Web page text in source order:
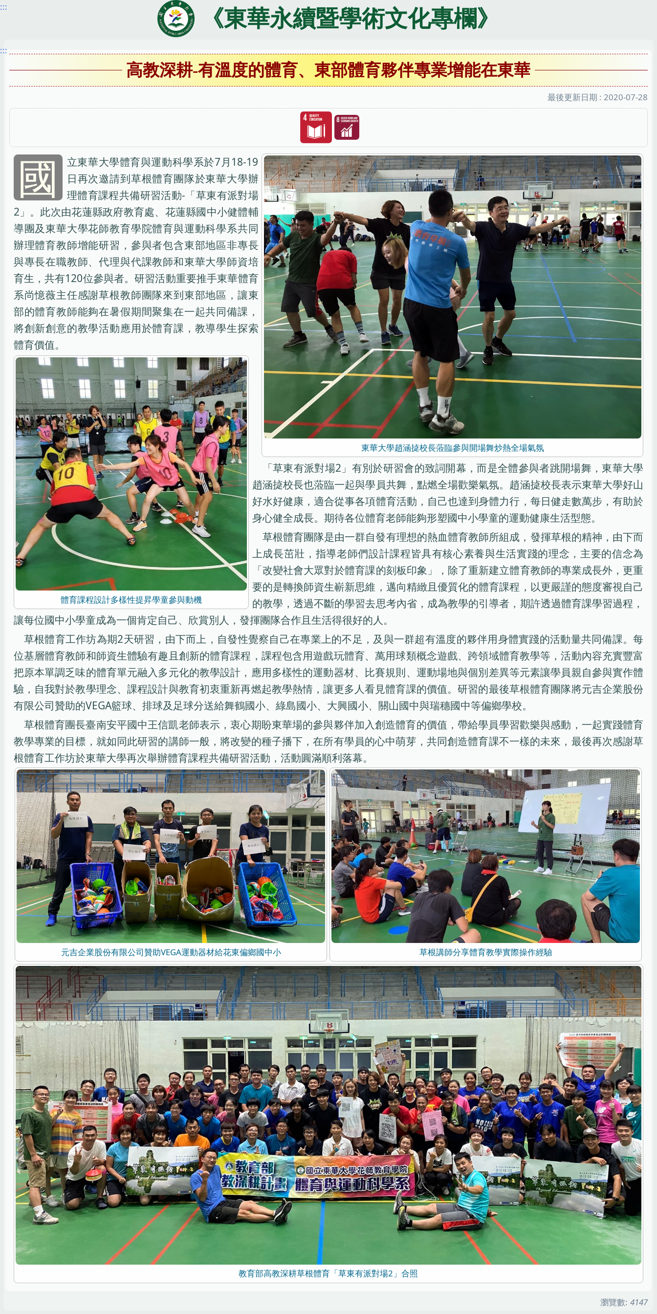
跳
要
區
::: 《東華永續暨學術文化專欄》
:::
高教深耕-有溫度的體育、東部體育夥伴專業增能在東華
最後更新日期 : 2020-07-28
東華大學趙涵㨗校長蒞臨參與開場舞炒熱全場氣氛
國
立東華大學體育與運動科學系於7月18-19
日再次邀請到草根體育團隊於東華大學辦
理體育課程共備研習活動-「草東有派對場
2」。此次由花蓮縣政府教育處、花蓮縣國中小健體輔
導團及東華大學花師教育學院體育與運動科學系共同
辦理體育教師增能研習，參與者包含東部地區非專長
與專長在職教師、代理與代課教師和東華大學師資培
育生，共有120位參與者。研習活動重要推手東華體育
系尚憶薇主任感謝草根教師團隊來到東部地區，讓東
部的體育教師能夠在暑假期間聚集在一起共同備課，
將創新創意的教學活動應用於體育課，教導學生探索
體育價值。
體育課程設計多樣性提昇學童參與動機
「草東有派對場2」有別於研習會的致詞開幕，而是全體參與者跳開場舞，東華大學
趙涵㨗校長也蒞臨一起與學員共舞，點燃全場歡樂氣氛。趙涵㨗校長表示東華大學好山
好水好健康，適合從事各項體育活動，自己也達到身體力行，每日健走數萬步，有助於
身心健全成長。期待各位體育老師能夠形塑國中小學童的運動健康生活型態。
草根體育團隊是由一群自發有理想的熱血體育教師所組成，發揮草根的精神，由下而
上成長茁壯，指導老師們設計課程皆具有核心素養與生活實踐的理念，主要的信念為
「改變社會大眾對於體育課的刻板印象」，除了重新建立體育教師的專業成長外，更重
要的是轉換師資生嶄新思維，邁向精緻且優質化的體育課程，以更嚴謹的態度審視自己
的教學，透過不斷的學習去思考內省，成為教學的引導者，期許透過體育課學習過程，
讓每位國中小學童成為一個肯定自己、欣賞別人，發揮團隊合作且生活得很好的人。
草根體育工作坊為期2天研習，由下而上，自發性覺察自己在專業上的不足，及與一群超有溫度的夥伴用身體實踐的活動量共同備課。每
位基層體育教師和師資生體驗有趣且創新的體育課程，課程包含用遊戲玩體育、萬用球類概念遊戲、跨領域體育教學等，活動內容充實豐富
把原本單調乏味的體育單元融入多元化的教學設計，應用多樣性的運動器材、比賽規則、運動場地與個別差異等元素讓學員親自參與實作體
驗，自我對於教學理念、課程設計與教育初衷重新再燃起教學熱情，讓更多人看見體育課的價值。研習的最後草根體育團隊將元吉企業股份
有限公司贊助的VEGA籃球、排球及足球分送給舞鶴國小、綠島國小、大興國小、關山國中與瑞穗國中等偏鄉學校。
草根體育團長臺南安平國中王信凱老師表示，衷心期盼東華場的參與夥伴加入創造體育的價值，帶給學員學習歡樂與感動，一起實踐體育
教學專業的目標，就如同此研習的講師一般，將改變的種子播下，在所有學員的心中萌芽，共同創造體育課不一樣的未來，最後再次感謝草
根體育工作坊於東華大學再次舉辦體育課程共備研習活動，活動圓滿順利落幕。
元吉企業股份有限公司贊助VEGA運動器材給花東偏鄉國中小 草根講師分享體育教學實際操作經驗
教育部高教深耕草根體育「草東有派對場2」合照
瀏覽數: 4147